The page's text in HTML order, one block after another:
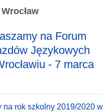
na Forum
Językowych
- 7 marca
na rok szkolny 2019/2020 w